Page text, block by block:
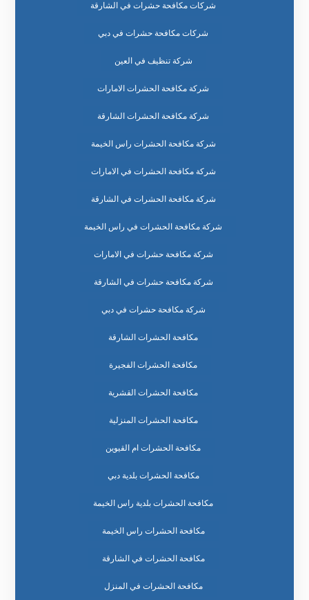
شركات مكافحة حشرات في الشارقة
شركات مكافحة حشرات في دبي
شركة تنظيف في العين
شركة مكافحة الحشرات الامارات
شركة مكافحة الحشرات الشارقة
شركة مكافحة الحشرات راس الخيمة
شركة مكافحة الحشرات في الامارات
شركة مكافحة الحشرات في الشارقة
شركة مكافحة الحشرات في راس الخيمة
شركة مكافحة حشرات في الامارات
شركة مكافحة حشرات في الشارقة
شركة مكافحة حشرات في دبي
مكافحة الحشرات الشارقة
مكافحة الحشرات الفجيرة
مكافحة الحشرات القشرية
مكافحة الحشرات المنزلية
مكافحة الحشرات ام القيوين
مكافحة الحشرات بلدية دبي
مكافحة الحشرات بلدية راس الخيمة
مكافحة الحشرات راس الخيمة
مكافحة الحشرات في الشارقة
مكافحة الحشرات في المنزل